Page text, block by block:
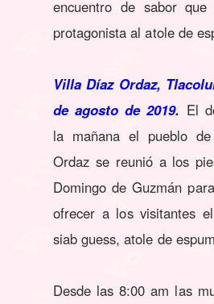
encuentro de sabor
protagonista al atole de
Villa Díaz Ordaz,
de agosto de 2019. El
la mañana el pueblo
Ordaz se reunió a los
Domingo de Guzmán
ofrecer a los visitantes
siab guess, atole de
Desde las 8:00 am las